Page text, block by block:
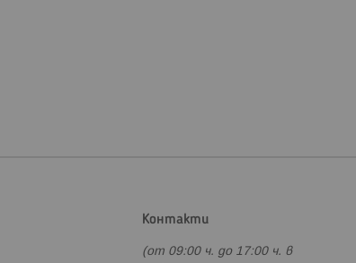
Контакти
(от 09:00 ч. до 17:00 ч. в